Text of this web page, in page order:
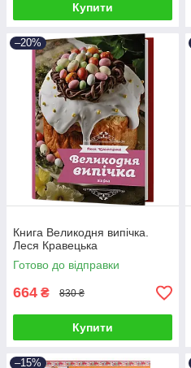
Купити
–20%
Книга Великодня випічка.
Леся Кравецька
Готово до відправки
664 ₴ 830 ₴
Купити
–15%